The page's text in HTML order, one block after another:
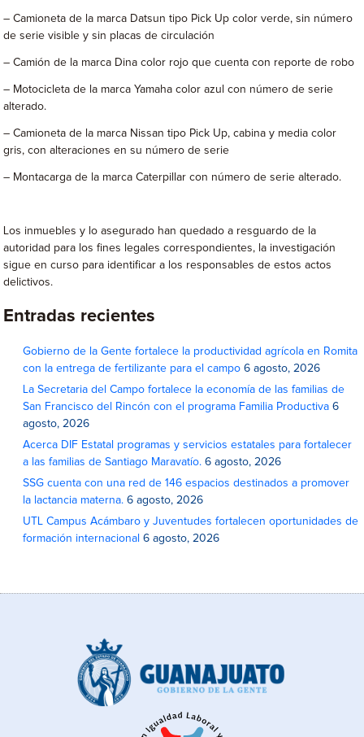
– Camioneta de la marca Datsun tipo Pick Up color verde, sin número
de serie visible y sin placas de circulación
– Camión de la marca Dina color rojo que cuenta con reporte de robo
– Motocicleta de la marca Yamaha color azul con número de serie
alterado.
– Camioneta de la marca Nissan tipo Pick Up, cabina y media color
gris, con alteraciones en su número de serie
– Montacarga de la marca Caterpillar con número de serie alterado.
Los inmuebles y lo asegurado han quedado a resguardo de la
autoridad para los fines legales correspondientes, la investigación
sigue en curso para identificar a los responsables de estos actos
delictivos.
Entradas recientes
Gobierno de la Gente fortalece la productividad agrícola en Romita
con la entrega de fertilizante para el campo 6 agosto, 2026
La Secretaria del Campo fortalece la economía de las familias de
San Francisco del Rincón con el programa Familia Productiva 6
agosto, 2026
Acerca DIF Estatal programas y servicios estatales para fortalecer
a las familias de Santiago Maravatío. 6 agosto, 2026
SSG cuenta con una red de 146 espacios destinados a promover
la lactancia materna. 6 agosto, 2026
UTL Campus Acámbaro y Juventudes fortalecen oportunidades de
formación internacional 6 agosto, 2026